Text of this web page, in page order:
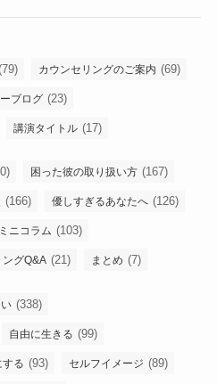
カウンセリングのご案内 (69)
ブログ (23)
講演タイトル (17)
困った彼の取り扱い方 (167)
(166) 優しすぎるあなたへ (126)
ニコラム (103)
ングQ&A (21) まとめ (7)
(338)
自由に生きる (99)
る (93) セルフイメージ (89)